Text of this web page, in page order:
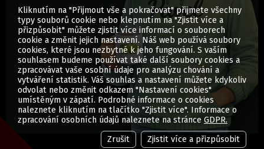
© Vytisknuti.cz | Všechna práva vyhrazena
Kliknutím na "Přijmout vše a pokračovat" přijmete všechny
typy souborů cookie nebo klepnutím na "Zjistit více a
přizpůsobit" můžete zjistit více informací o souborech
cookie a změnit jejich nastavení. Náš web používá soubory
cookies, které jsou nezbytné k jeho fungování. S vaším
souhlasem budeme používat také další soubory cookies a
zpracovávat vaše osobní údaje pro analýzu chování a
vytváření statistik. Váš souhlas a nastavení můžete kdykoliv
odvolat nebo změnit odkazem "Nastavení cookies"
umístěným v zápatí. Podrobné informace o cookies
naleznete kliknutím na tlačítko "Zjistit více". Informace o
zpracování osobních údajů naleznete na stránce GDPR.
Zrušit
Zjistit více a přizpůsobit